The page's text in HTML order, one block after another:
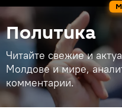
Политика
Читайте свежие и
Молдове и мире,
комментарии.